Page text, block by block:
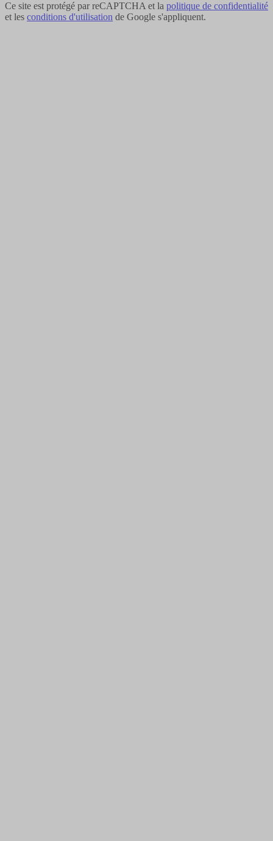
Ce site est protégé par reCAPTCHA et la politique de confidentialité
et les conditions d'utilisation de Google s'appliquent.